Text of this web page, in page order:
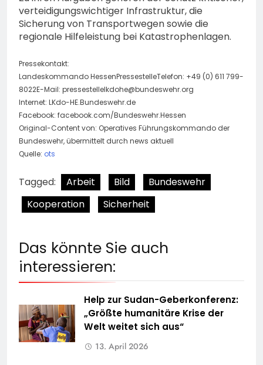
verteidigungswichtiger Infrastruktur, die
Sicherung von Transportwegen sowie die
regionale Hilfeleistung bei Katastrophenlagen.
Pressekontakt:
Landeskommando HessenPressestelleTelefon: +49 (0) 611 799-
8022E-Mail: pressestellelkdohe@bundeswehr.org
Internet: LKdo-HE.Bundeswehr.de
Facebook: facebook.com/Bundeswehr.Hessen
Original-Content von: Operatives Führungskommando der
Bundeswehr, übermittelt durch news aktuell
Quelle: ots
Tagged: Arbeit Bild
Bundeswehr
Kooperation
Sicherheit
Das könnte Sie auch
interessieren:
Help zur Sudan-Geberkonferenz:
„Größte humanitäre Krise der
Welt weitet sich aus“
13. April 2026